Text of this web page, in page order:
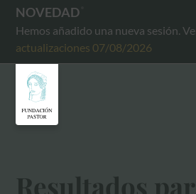
NOVEDAD
Hemos añadido una nueva sesión.
actualizaciones 07/08/2026
Resultados